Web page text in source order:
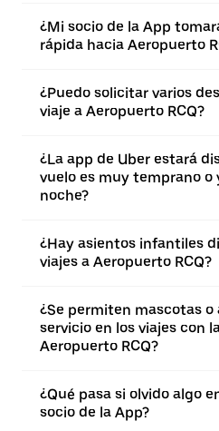
¿Mi socio de la App
rápida hacia Aeropuerto
¿Puedo solicitar varios
viaje a Aeropuerto RCQ?
¿La app de Uber estará
vuelo es muy temprano o
noche?
¿Hay asientos infantiles
viajes a Aeropuerto RCQ?
¿Se permiten mascotas o
servicio en los viajes con
Aeropuerto RCQ?
¿Qué pasa si olvido algo
socio de la App?